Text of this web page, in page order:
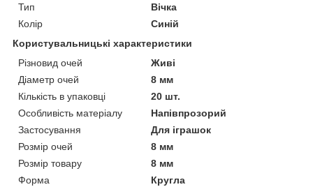
Тип
Вічка
Колір
Синій
Користувальницькі характеристики
Різновид очей
Живі
Діаметр очей
8 мм
Кількість в упаковці
20 шт.
Особливість матеріалу
Напівпрозорий
Застосування
Для іграшок
Розмір очей
8 мм
Розмір товару
8 мм
Форма
Кругла